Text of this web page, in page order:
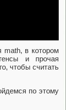
math, в котором
и прочая
чтобы считать
по этому